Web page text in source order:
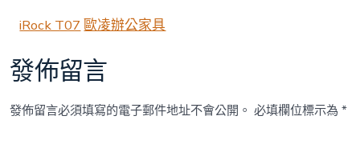
iRock T07 歐凌辦公家具
發佈留言
發佈留言必須填寫的電子郵件地址不會公開。 必填欄位標示為*